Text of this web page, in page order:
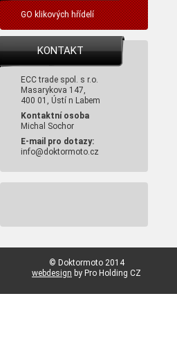
GO klikových hřídelí
KONTAKT
ECC trade spol. s r.o.
Masarykova 147,
400 01, Ústí n Labem
Kontaktní osoba
Michal Sochor
E-mail pro dotazy:
info@doktormoto.cz
© Doktormoto 2014
webdesign by Pro Holding CZ